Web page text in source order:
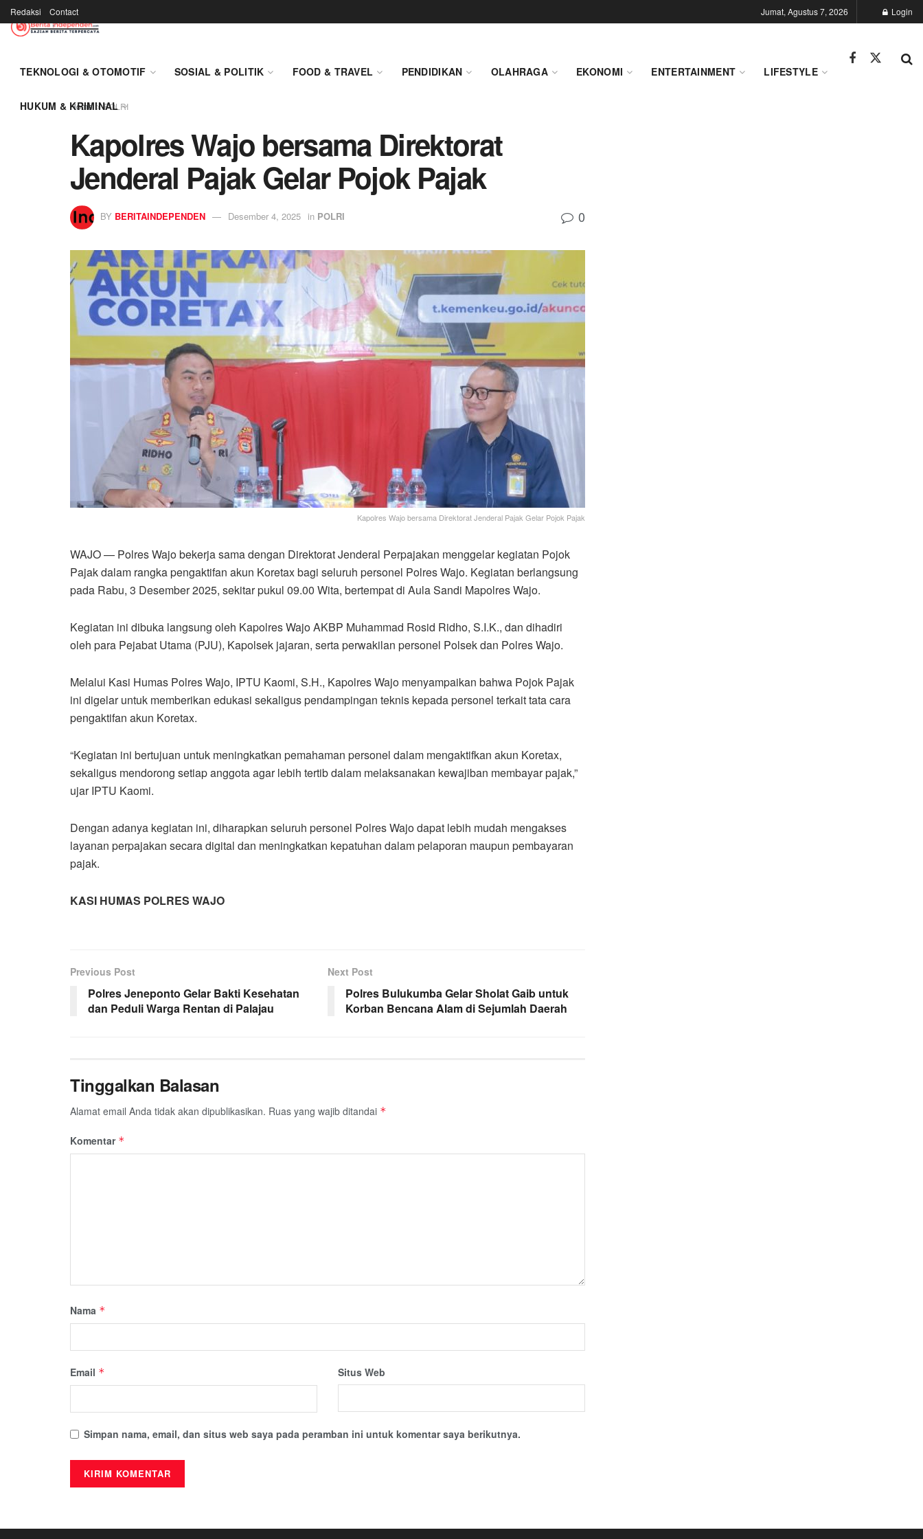
Redaksi Contact Jumat, Agustus 7, 2026 Login
TEKNOLOGI & OTOMOTIF SOSIAL & POLITIK FOOD & TRAVEL PENDIDIKAN OLAHRAGA EKONOMI ENTERTAINMENT LIFESTYLE
HUKUM & KRIMINAL
Home POLRI
Kapolres Wajo bersama Direktorat
Jenderal Pajak Gelar Pojok Pajak
BY BERITAINDEPENDEN Desember 4, 2025 in POLRI 0
Kapolres Wajo bersama Direktorat Jenderal Pajak Gelar Pojok Pajak
WAJO — Polres Wajo bekerja sama dengan Direktorat Jenderal Perpajakan menggelar kegiatan Pojok
Pajak dalam rangka pengaktifan akun Koretax bagi seluruh personel Polres Wajo. Kegiatan berlangsung
pada Rabu, 3 Desember 2025, sekitar pukul 09.00 Wita, bertempat di Aula Sandi Mapolres Wajo.
Kegiatan ini dibuka langsung oleh Kapolres Wajo AKBP Muhammad Rosid Ridho, S.I.K., dan dihadiri
oleh para Pejabat Utama (PJU), Kapolsek jajaran, serta perwakilan personel Polsek dan Polres Wajo.
Melalui Kasi Humas Polres Wajo, IPTU Kaomi, S.H., Kapolres Wajo menyampaikan bahwa Pojok Pajak
ini digelar untuk memberikan edukasi sekaligus pendampingan teknis kepada personel terkait tata cara
pengaktifan akun Koretax.
“Kegiatan ini bertujuan untuk meningkatkan pemahaman personel dalam mengaktifkan akun Koretax,
sekaligus mendorong setiap anggota agar lebih tertib dalam melaksanakan kewajiban membayar pajak,”
ujar IPTU Kaomi.
Dengan adanya kegiatan ini, diharapkan seluruh personel Polres Wajo dapat lebih mudah mengakses
layanan perpajakan secara digital dan meningkatkan kepatuhan dalam pelaporan maupun pembayaran
pajak.
KASI HUMAS POLRES WAJO
Previous Post
Polres Jeneponto Gelar Bakti Kesehatan
dan Peduli Warga Rentan di Palajau
Next Post
Polres Bulukumba Gelar Sholat Gaib untuk
Korban Bencana Alam di Sejumlah Daerah
Tinggalkan Balasan
Alamat email Anda tidak akan dipublikasikan. Ruas yang wajib ditandai *
Komentar *
Nama *
Email * Situs Web
Simpan nama, email, dan situs web saya pada peramban ini untuk komentar saya berikutnya.